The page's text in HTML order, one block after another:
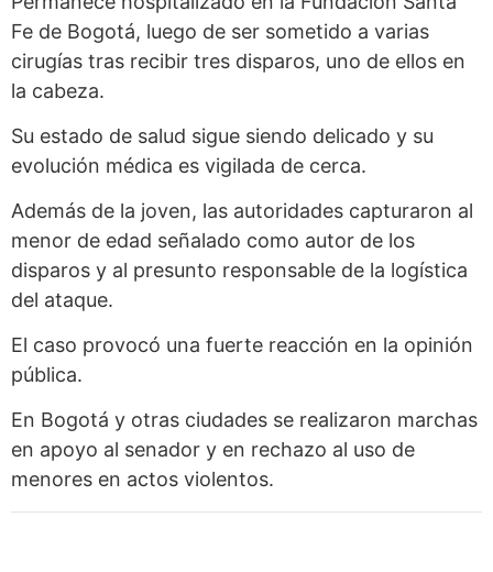
Fe de Bogotá, luego de ser sometido a varias
cirugías tras recibir tres disparos, uno de ellos en
la cabeza.
Su estado de salud sigue siendo delicado y su
evolución médica es vigilada de cerca.
Además de la joven, las autoridades capturaron al
menor de edad señalado como autor de los
disparos y al presunto responsable de la logística
del ataque.
El caso provocó una fuerte reacción en la opinión
pública.
En Bogotá y otras ciudades se realizaron marchas
en apoyo al senador y en rechazo al uso de
menores en actos violentos.